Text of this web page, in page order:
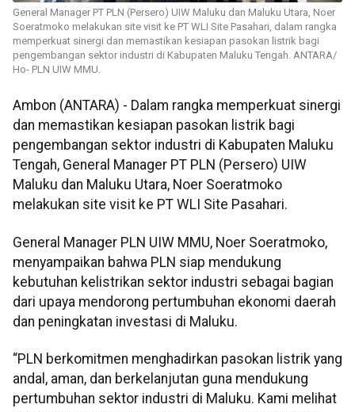
General Manager PT PLN (Persero) UIW Maluku dan Maluku Utara, Noer
Soeratmoko melakukan site visit ke PT WLI Site Pasahari, dalam rangka
memperkuat sinergi dan memastikan kesiapan pasokan listrik bagi
pengembangan sektor industri di Kabupaten Maluku Tengah. ANTARA/
Ho- PLN UIW MMU.
Ambon (ANTARA) - Dalam rangka memperkuat sinergi
dan memastikan kesiapan pasokan listrik bagi
pengembangan sektor industri di Kabupaten Maluku
Tengah, General Manager PT PLN (Persero) UIW
Maluku dan Maluku Utara, Noer Soeratmoko
melakukan site visit ke PT WLI Site Pasahari.
General Manager PLN UIW MMU, Noer Soeratmoko,
menyampaikan bahwa PLN siap mendukung
kebutuhan kelistrikan sektor industri sebagai bagian
dari upaya mendorong pertumbuhan ekonomi daerah
dan peningkatan investasi di Maluku.
“PLN berkomitmen menghadirkan pasokan listrik yang
andal, aman, dan berkelanjutan guna mendukung
pertumbuhan sektor industri di Maluku. Kami melihat